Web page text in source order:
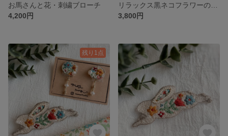
お馬さんと花・刺繍ブローチ
4,200円
3,800円
残り1点